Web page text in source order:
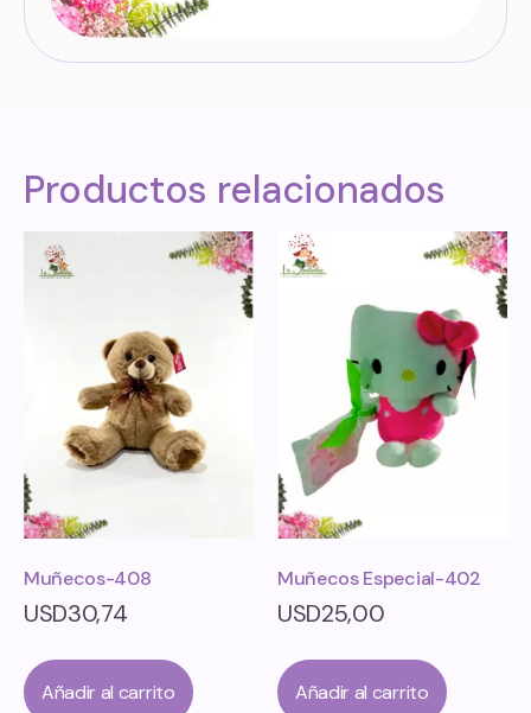
Productos relacionados
Muñecos-408
USD30,74
Añadir al carrito
Muñecos Especial-402
USD25,00
Añadir al carrito